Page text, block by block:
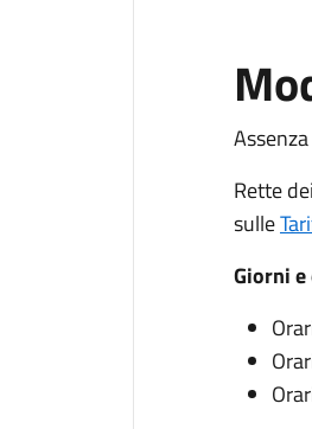
Rette
sulle
Giorni